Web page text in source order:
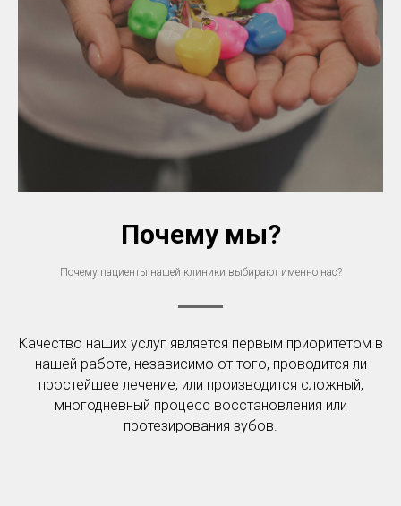
Почему мы?
Почему пациенты нашей клиники выбирают именно нас?
Качество наших услуг является первым приоритетом в
нашей работе, независимо от того, проводится ли
простейшее лечение, или производится сложный,
многодневный процесс восстановления или
протезирования зубов.